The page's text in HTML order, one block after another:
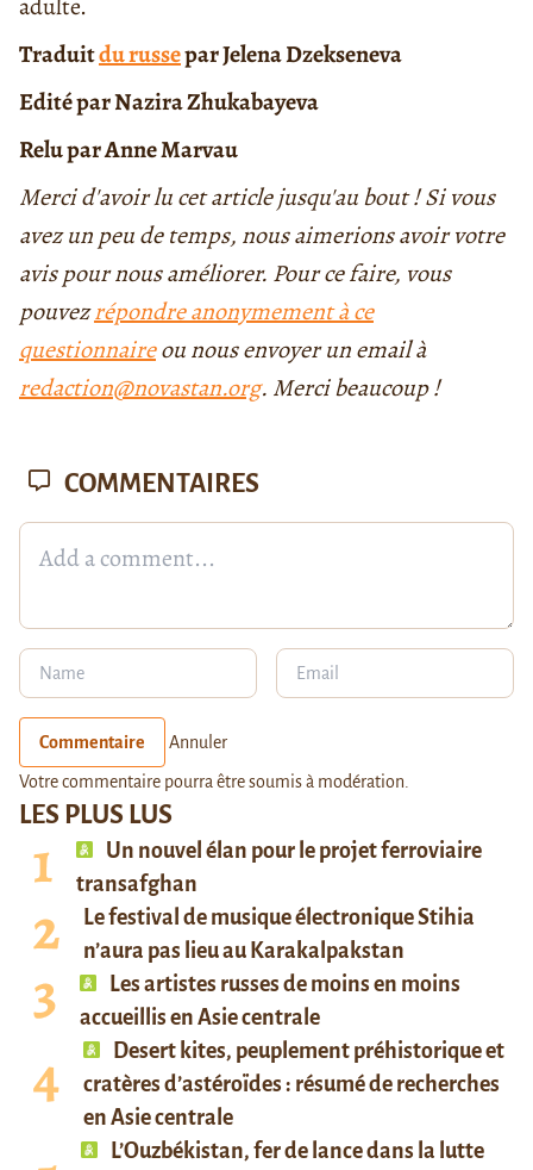
Traduitdu russepar Jelena Dzekseneva
Edité par Nazira Zhukabayeva
Relu par Anne Marvau
Merci d'avoir lu cet article jusqu'au bout ! Si vous
avez un peu de temps, nous aimerions avoir votre
avis pour nous améliorer. Pour ce faire, vous
pouvezrépondre anonymement à ce
questionnaireou nous envoyer un email à
redaction@novastan.org. Merci beaucoup !
LES PLUS LUS
Un nouvel élan pour le projet ferroviaire
transafghan
Le festival de musique électronique Stihia
n’aura pas lieu au Karakalpakstan
Les artistes russes de moins en moins
accueillis en Asie centrale
Desert kites, peuplement préhistorique et
cratères d’astéroïdes : résumé de recherches
en Asie centrale
L’Ouzbékistan, fer de lance dans la lutte
COMMENTAIRES
Commentaire Annuler
Votre commentaire pourra être soumis à modération.